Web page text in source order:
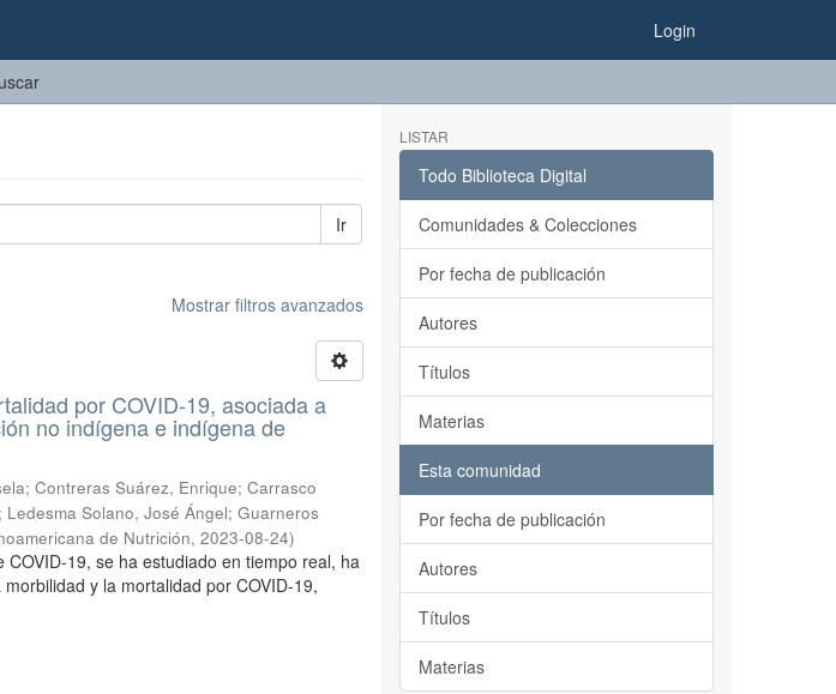
Login
Ir
Mostrar filtros avanzados
por COVID-19, asociada a
no indígena e indígena de
;Contreras Suárez, Enrique;Carrasco
; Ledesma Solano, José Ángel;Guarneros
de Nutrición,2023-08-24)
19, se ha estudiado en tiempo real, ha
y la mortalidad por COVID-19,
LISTAR
Todo Biblioteca Digital
Comunidades & Colecciones
Por fecha de publicación
Autores
Títulos
Materias
Esta comunidad
Por fecha de publicación
Autores
Títulos
Materias